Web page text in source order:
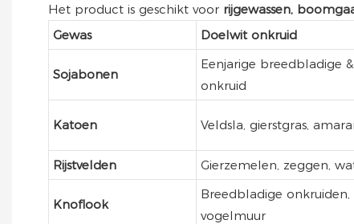
Het product is geschikt voor rijgewassen,
Gewas
Doelwit onkruid
Sojabonen
Eenjarige breedbladige
onkruid
Katoen Veldsla, gierstgras,
Rijstvelden Gierzemelen, zeggen,
Knoflook
Breedbladige
vogelmuur